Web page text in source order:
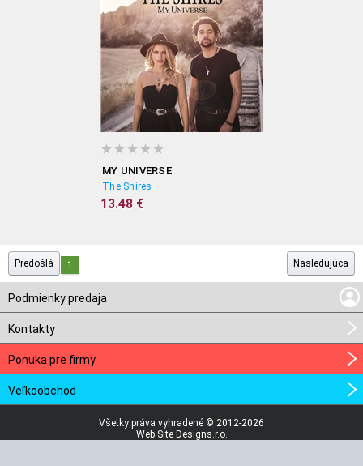
MY UNIVERSE
The Shires
13.48 €
Predošlá 1 Nasledujúca
Podmienky predaja
Kontakty
Ponuka pre firmy
Veľkoobchod
Všetky práva vyhradené © 2012-2026
Web Site Designs.r.o.